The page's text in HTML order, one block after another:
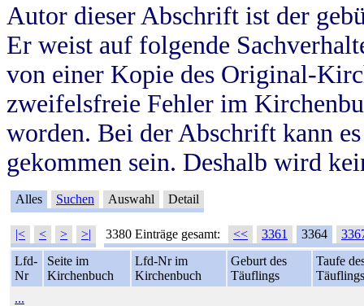
Autor dieser Abschrift ist der
Er weist auf folgende
von einer Kopie des Original-
zweifelsfreie Fehler im
worden. Bei der Abschrift kann
gekommen sein. Deshalb wird
Alles Suchen Auswahl Detail
|< < > >| 3380 Einträge gesamt: << 3361 3364
Lfd-
Nr
Seite im
Kirchenbuch
Lfd-Nr im
Kirchenbuch
Geburt des
Täuflings
Taufe
Täuflings
...